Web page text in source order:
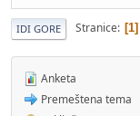
IDI GORE Stranice 1
Anketa
Premeštena tema